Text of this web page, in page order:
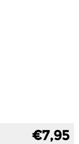
€7,95